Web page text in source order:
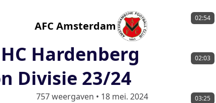
AFC Amsterdam
Hardenberg
Divisie 23/24
757 weergaven • 18 mei. 2024
02:54
02:03
03:25